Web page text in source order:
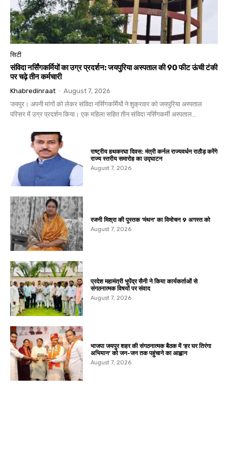
सिटी
संविदा नर्सिंगकर्मियों का उग्र प्रदर्शन: जयपुरिया अस्पताल की 90 फीट ऊंची टंकी
पर चढ़े तीन कर्मचारी
Khabredinraat - August 7, 2026
जयपुर। अपनी मांगों को लेकर संविदा नर्सिंगकर्मियों ने शुक्रवार को जयपुरिया अस्पताल
परिसर में उग्र प्रदर्शन किया। एक महिला सहित तीन संविदा नर्सिंगकर्मी अस्पताल...
राष्ट्रीय हथकरघा दिवस: मंत्री कर्नल राज्यवर्धन राठौड़ करेंगे
राज्य स्तरीय समारोह का उद्घाटन
August 7, 2026
रजनी मिश्रा की पुस्तक ‘मंथन’ का विमोचन 9 अगस्त को
August 7, 2026
प्रदेश महामंत्री भूपेंद्र सैनी ने किया कार्यकर्ताओं से
संगठनात्मक विषयों पर संवाद
August 7, 2026
भाजपा जयपुर शहर की संगठनात्मक बैठक में ‘हर घर तिरंगा
अभियान’ को जन-जन तक पहुंचाने का आह्वान
August 7, 2026